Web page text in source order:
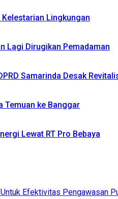
Lingkungan
Lagi Dirugikan Pemadaman
Samarinda Desak
Temuan ke Banggar
Lewat RT Pro Bebaya